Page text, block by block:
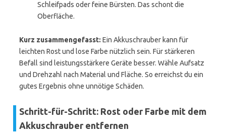
Schleifpads oder feine Bürsten. Das schont die
Oberfläche.
Kurz zusammengefasst: Ein Akkuschrauber kann für
leichten Rost und lose Farbe nützlich sein. Für stärkeren
Befall sind leistungsstärkere Geräte besser. Wähle Aufsatz
und Drehzahl nach Material und Fläche. So erreichst du ein
gutes Ergebnis ohne unnötige Schäden.
Schritt-für-Schritt: Rost oder Farbe mit dem
Akkuschrauber entfernen